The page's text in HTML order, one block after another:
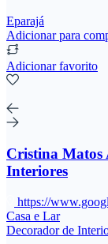
Eparajá
Adicionar para
Adicionar favorito
Cristina Matos
Interiores
https://
Casa e Lar
Decorador de